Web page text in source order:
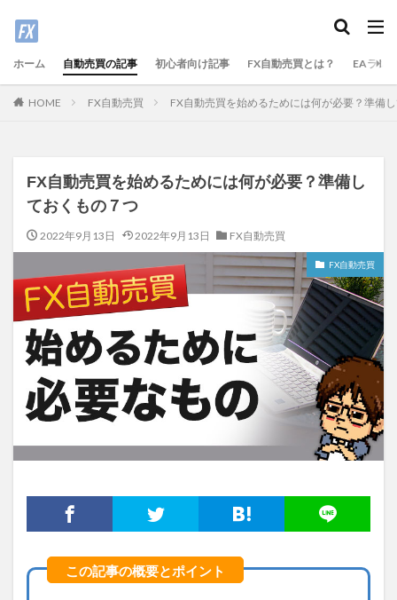
ホーム 自動売買の記事 初心者向け記事 FX自動売買とは？ EAラン
HOME FX自動売買 FX自動売買を始めるためには何が必要？準備
FX自動売買を始めるためには何が必要？準備し
ておくもの７つ
2022年9月13日 2022年9月13日 FX自動売買
FX自動売買